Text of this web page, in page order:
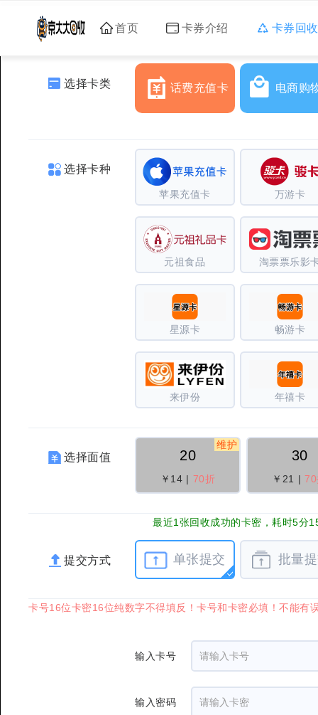
首页 卡券介绍 卡券回收
选择卡类 话费充值卡 电商购
选择卡种
苹果充值卡 万游卡
元祖食品 淘票票乐影
星源卡 畅游卡
来伊份 年禧卡
选择面值 20
￥14 | 70折
维护
30
￥21 |
最近1张回收成功的卡密，耗时5分
提交方式 单张提交 批量
卡号16位卡密16位纯数字不得填反！卡号和卡密必填！不能有
输入卡号
输入密码